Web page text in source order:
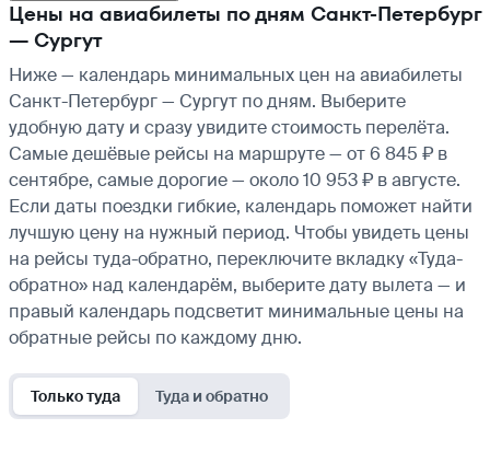
Цены на авиабилеты по дням Санкт-Петербург
— Сургут
Ниже — календарь минимальных цен на авиабилеты
Санкт-Петербург — Сургут по дням. Выберите
удобную дату и сразу увидите стоимость перелёта.
Самые дешёвые рейсы на маршруте — от 6 845 ₽ в
сентябре, самые дорогие — около 10 953 ₽ в августе.
Если даты поездки гибкие, календарь поможет найти
лучшую цену на нужный период. Чтобы увидеть цены
на рейсы туда-обратно, переключите вкладку «Туда-
обратно» над календарём, выберите дату вылета — и
правый календарь подсветит минимальные цены на
обратные рейсы по каждому дню.
Только туда Туда и обратно